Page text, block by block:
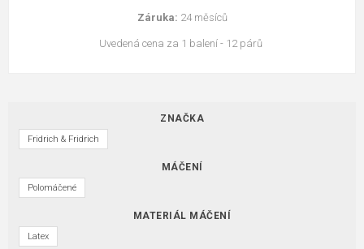
Záruka: 24 měsíců
Uvedená cena za 1 balení - 12 párů
ZNAČKA
Fridrich & Fridrich
MÁČENÍ
Polomáčené
MATERIÁL MÁČENÍ
Latex